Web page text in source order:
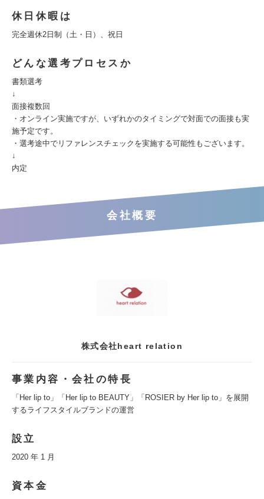
休日休暇は
完全週休2日制（土・日）、祝日
どんな選考プロセスか
書類選考
↓
面接複数回
・オンライン実施ですが、いずれかのタイミングで対面での面接も実
施予定です。
・選考途中でリファレンスチェックを実施する可能性もございます。
↓
内定
会社概要
株式会社heart relation
事業内容・会社の特長
「Her lip to」「Her lip to BEAUTY」「ROSIER by Her lip to」を展開
するライフスタイルブランドの運営
設立
2020 年 1 月
資本金